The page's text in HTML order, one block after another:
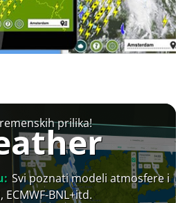
prilika!
Svi poznati modeli atmosfere i
ECMWF-BNL+itd.